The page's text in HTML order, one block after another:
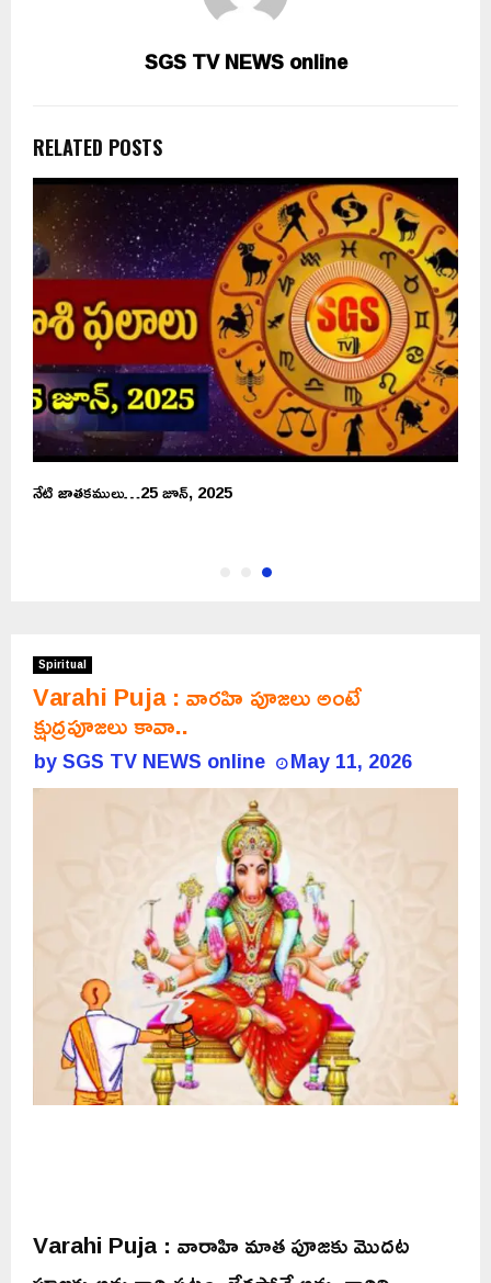
SGS TV NEWS online
RELATED POSTS
నేటి జాతకములు…25 జూన్, 2025
Spiritual
Varahi Puja : వారహి పూజలు అంటే
క్షుద్రపూజలు కావా..
bySGS TV NEWS online May 11, 2026
Varahi Puja : వారాహి మాత పూజకు మొదట